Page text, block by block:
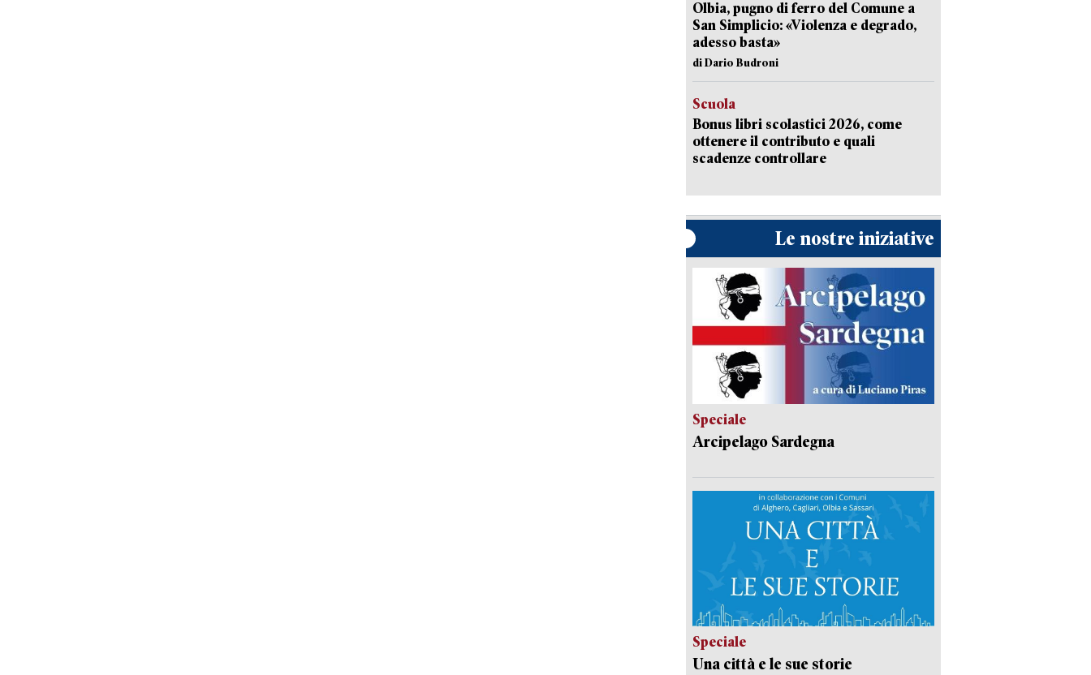
Olbia, pugno di ferro del Comune a
San Simplicio: «Violenza e degrado,
adesso basta»
di Dario Budroni
Scuola
Bonus libri scolastici 2026, come
ottenere il contributo e quali
scadenze controllare
Le nostre iniziative
Speciale
Arcipelago Sardegna
Speciale
Una città e le sue storie